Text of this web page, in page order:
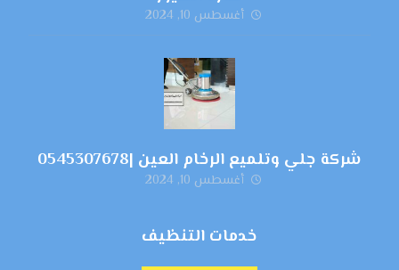
أغسطس 10, 2024
شركة جلي وتلميع الرخام العين |0545307678
أغسطس 10, 2024
خدمات التنظيف